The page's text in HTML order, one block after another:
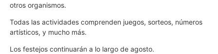
otros organismos.
Todas las actividades comprenden juegos, sorteos, números
artísticos, y mucho más.
Los festejos continuarán a lo largo de agosto.